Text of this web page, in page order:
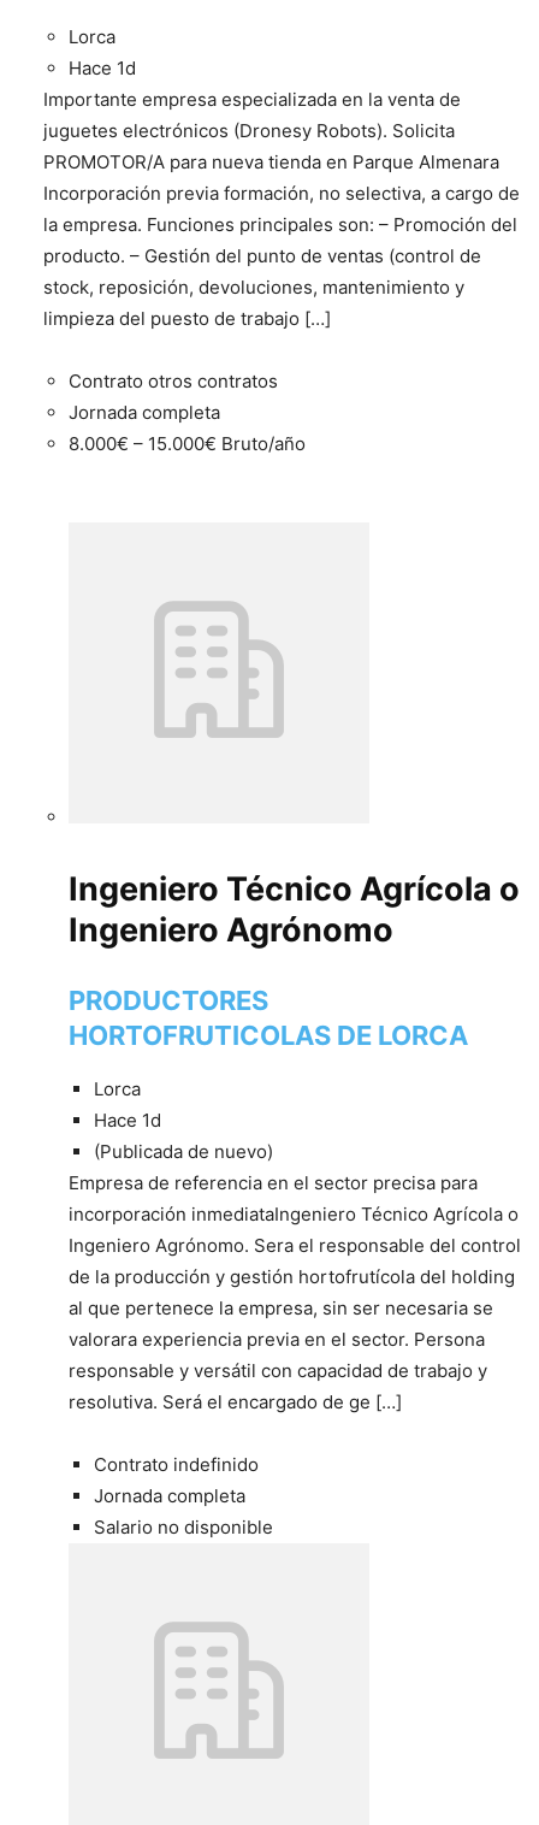
Lorca
Hace 1d
Importante empresa especializada en la venta de
juguetes electrónicos (Dronesy Robots). Solicita
PROMOTOR/A para nueva tienda en Parque Almenara
Incorporación previa formación, no selectiva, a cargo de
la empresa. Funciones principales son: – Promoción del
producto. – Gestión del punto de ventas (control de
stock, reposición, devoluciones, mantenimiento y
limpieza del puesto de trabajo […]
Contrato otros contratos
Jornada completa
8.000€ – 15.000€ Bruto/año
Ingeniero Técnico Agrícola o
Ingeniero Agrónomo
PRODUCTORES
HORTOFRUTICOLAS DE LORCA
Lorca
Hace 1d
(Publicada de nuevo)
Empresa de referencia en el sector precisa para
incorporación inmediataIngeniero Técnico Agrícola o
Ingeniero Agrónomo. Sera el responsable del control
de la producción y gestión hortofrutícola del holding
al que pertenece la empresa, sin ser necesaria se
valorara experiencia previa en el sector. Persona
responsable y versátil con capacidad de trabajo y
resolutiva. Será el encargado de ge […]
Contrato indefinido
Jornada completa
Salario no disponible